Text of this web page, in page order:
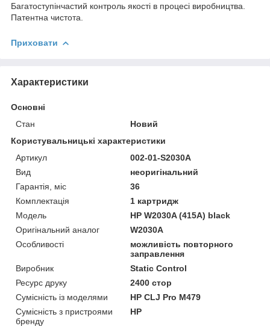
Багатоступінчастий контроль якості в процесі виробництва.
Патентна чистота.
Приховати
Характеристики
Основні
Стан
Новий
Користувальницькі характеристики
Артикул
002-01-S2030A
Вид
неоригінальний
Гарантія, міс
36
Комплектація
1 картридж
Мoдель
HP W2030A (415A) black
Оригінальний аналог
W2030A
Особливості
можливість повторного
заправлення
Виробник
Static Control
Ресурс друку
2400 стор
Сумісність із моделями
HP CLJ Pro M479
Сумісність з пристроями
бренду
HP